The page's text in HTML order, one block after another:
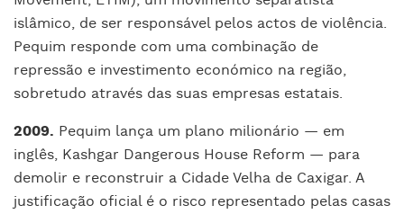
islâmico, de ser responsável pelos actos de violência.
Pequim responde com uma combinação de
repressão e investimento económico na região,
sobretudo através das suas empresas estatais.
2009. Pequim lança um plano milionário — em
inglês, Kashgar Dangerous House Reform — para
demolir e reconstruir a Cidade Velha de Caxigar. A
justificação oficial é o risco representado pelas casas